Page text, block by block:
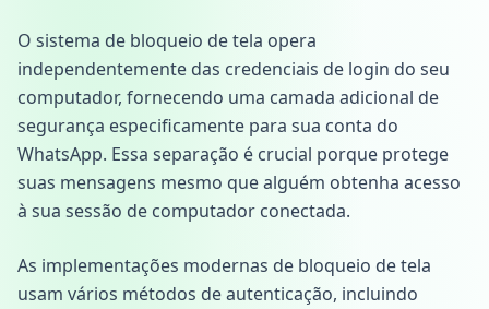
O sistema de bloqueio de tela opera
independentemente das credenciais de login do seu
computador, fornecendo uma camada adicional de
segurança especificamente para sua conta do
WhatsApp. Essa separação é crucial porque protege
suas mensagens mesmo que alguém obtenha acesso
à sua sessão de computador conectada.
As implementações modernas de bloqueio de tela
usam vários métodos de autenticação, incluindo